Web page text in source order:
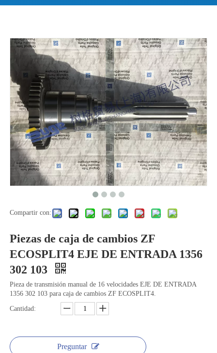
Compartir con:
Piezas de caja de cambios ZF
ECOSPLIT4 EJE DE ENTRADA 1356
302 103
Pieza de transmisión manual de 16 velocidades EJE DE ENTRADA
1356 302 103 para caja de cambios ZF ECOSPLIT4.
Cantidad:
Preguntar